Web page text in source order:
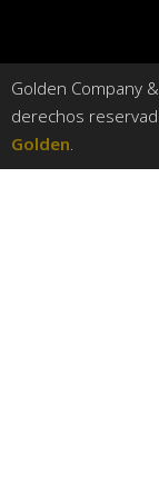
Golden Company
derechos
Golden.